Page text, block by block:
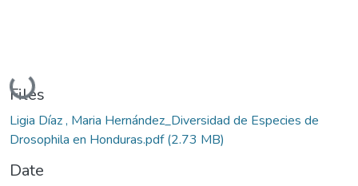
Loading...
Files
Ligia Díaz , Maria Hernández_Diversidad de Especies de
Drosophila en Honduras.pdf(2.73 MB)
Date